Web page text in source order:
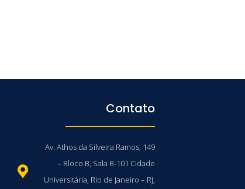
Contato
Av. Athos da Silveira Ramos, 149
– Bloco B, Sala B-101 Cidade
Universitária, Rio de Janeiro – RJ,